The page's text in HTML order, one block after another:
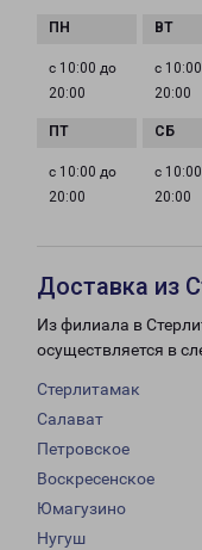
с 10:00 до
20:00
с
20:00
с 10:00 до
20:00
с
20:00
Доставка из
Из филиала в
осуществляется в
Стерлитамак
Салават
Петровское
Воскресенское
Юмагузино
Нугуш